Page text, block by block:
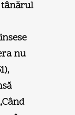
tânărul
nu